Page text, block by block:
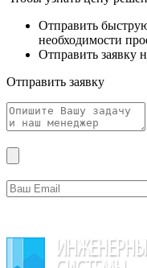
Отправить
необходимости
Отправить заявку
Отправить заявку